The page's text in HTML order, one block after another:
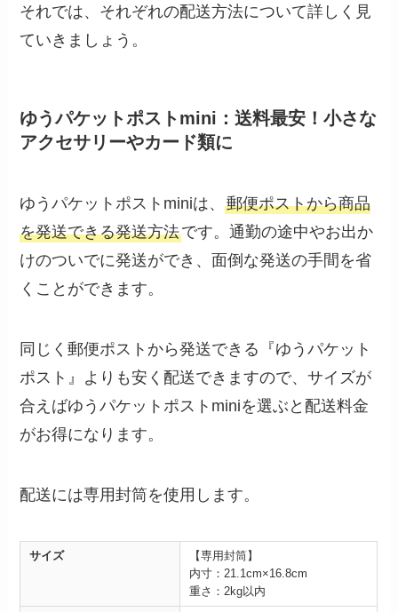
それでは、それぞれの配送方法について詳しく見
ていきましょう。
ゆうパケットポストmini：送料最安！小さな
アクセサリーやカード類に
ゆうパケットポストminiは、郵便ポストから商品
を発送できる発送方法です。通勤の途中やお出か
けのついでに発送ができ、面倒な発送の手間を省
くことができます。
同じく郵便ポストから発送できる『ゆうパケット
ポスト』よりも安く配送できますので、サイズが
合えばゆうパケットポストminiを選ぶと配送料金
がお得になります。
配送には専用封筒を使用します。
サイズ
【専用封筒】
内寸：21.1cm×16.8cm
重さ：2kg以内